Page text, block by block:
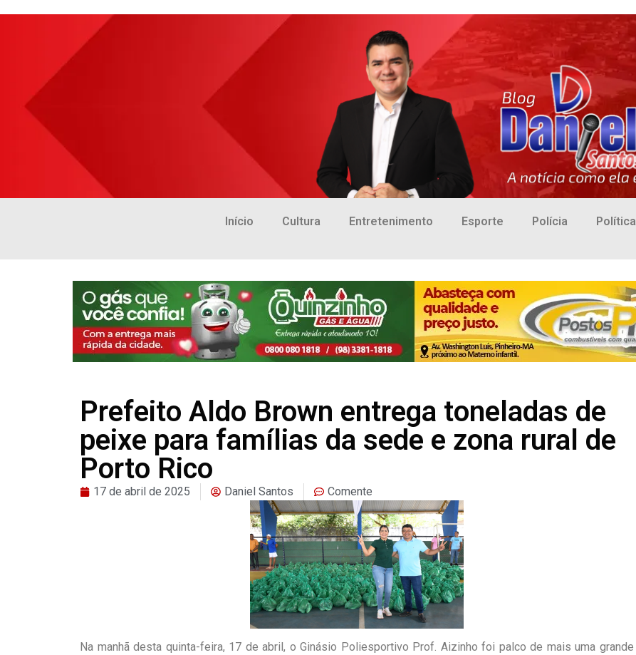
Início Cultura Entretenimento Esporte Polícia Política
Prefeito Aldo Brown entrega toneladas de
peixe para famílias da sede e zona rural de
Porto Rico
17 de abril de 2025 Daniel Santos Comente
Na manhã desta quinta-feira, 17 de abril, o Ginásio Poliesportivo Prof. Aizinho foi palco de mais uma grande